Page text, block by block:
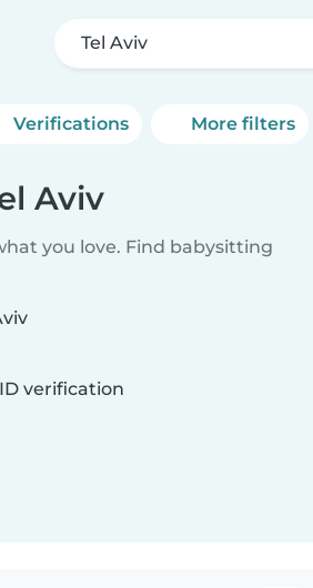
Tel Aviv
Verifications More filters
Aviv
you love. Find babysitting
verification